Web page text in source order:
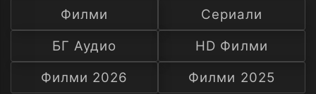
Ф
С
А
тема
Филми
Сериали
БГ Аудио
HD Филми
Филми 2026
Филми 2025